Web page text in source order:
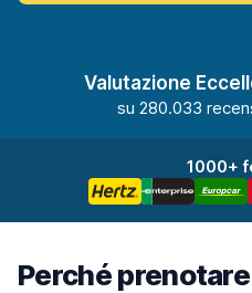
Valutazione
su 280.033
1000+
Perché